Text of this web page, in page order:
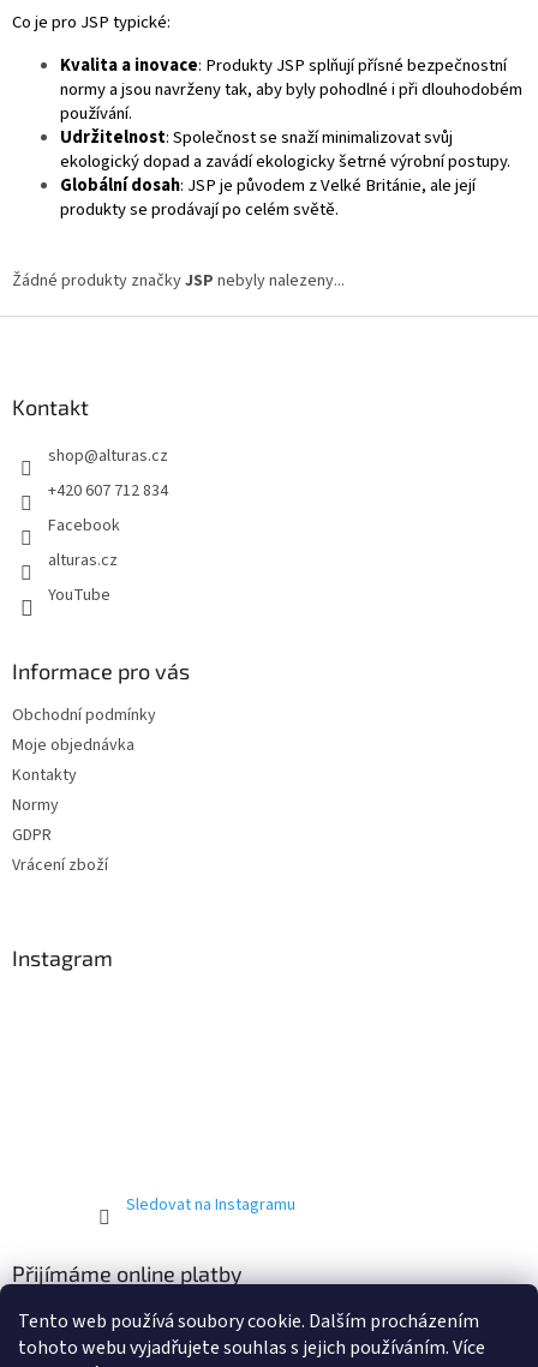
Tento web používá soubory cookie. Dalším procházením
tohoto webu vyjadřujete souhlas s jejich používáním. Více
Co je pro JSP typické:
Kvalita a inovace: Produkty JSP splňují přísné bezpečnostní
normy a jsou navrženy tak, aby byly pohodlné i při dlouhodobém
používání.
Udržitelnost: Společnost se snaží minimalizovat svůj
ekologický dopad a zavádí ekologicky šetrné výrobní postupy.
Globální dosah: JSP je původem z Velké Británie, ale její
produkty se prodávají po celém světě.
Žádné produkty značkyJSP nebyly nalezeny...
Kontakt
shop@alturas.cz
+420 607 712 834
Facebook
alturas.cz
YouTube
Informace pro vás
Obchodní podmínky
Moje objednávka
Kontakty
Normy
GDPR
Vrácení zboží
Instagram
Sledovat na Instagramu
Přijímáme online platby